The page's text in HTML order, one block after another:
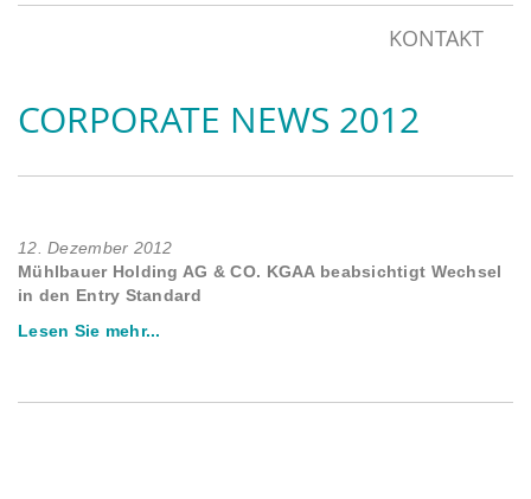
KONTAKT
CORPORATE NEWS 2012
12. Dezember 2012
Mühlbauer Holding AG & CO. KGAA beabsichtigt Wechsel
in den Entry Standard
Lesen Sie mehr...